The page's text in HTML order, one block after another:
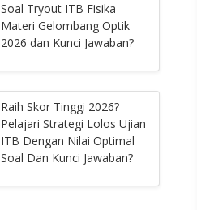
Soal Tryout ITB Fisika
Materi Gelombang Optik
2026 dan Kunci Jawaban?
Raih Skor Tinggi 2026?
Pelajari Strategi Lolos Ujian
ITB Dengan Nilai Optimal
Soal Dan Kunci Jawaban?